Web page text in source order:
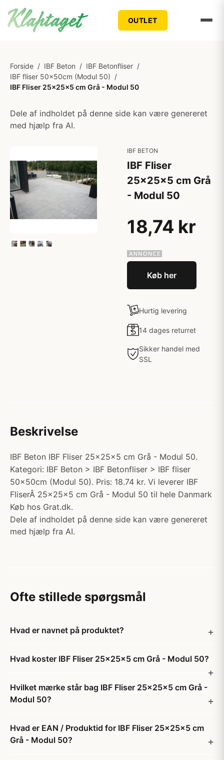
OUTLET
Forside / IBF Beton / IBF Betonfliser /
IBF fliser 50x50cm (Modul 50) /
IBF Fliser 25x25x5 cm Grå - Modul 50
Dele af indholdet på denne side kan være genereret
med hjælp fra AI.
IBF BETON
IBF Fliser
25x25x5 cm Grå
- Modul 50
18,74 kr
Køb her
Hurtig levering
14 dages returret
Sikker handel med
SSL
Beskrivelse
IBF Beton IBF Fliser 25x25x5 cm Grå - Modul 50.
Kategori: IBF Beton > IBF Betonfliser > IBF fliser
50x50cm (Modul 50). Pris: 18.74 kr. Vi leverer IBF
FliserÂ 25x25x5 cm Grå - Modul 50 til hele Danmark
Køb hos Grat.dk.
Dele af indholdet på denne side kan være genereret
med hjælp fra AI.
Ofte stillede spørgsmål
Hvad er navnet på produktet?
Hvad koster IBF Fliser 25x25x5 cm Grå - Modul 50?
Hvilket mærke står bag IBF Fliser 25x25x5 cm Grå -
Modul 50?
Hvad er EAN / Produktid for IBF Fliser 25x25x5 cm
Grå - Modul 50?